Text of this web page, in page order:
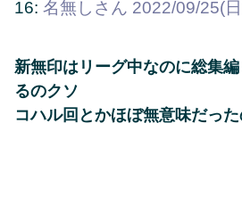
16: 名無しさん 2022/09/25(
新無印はリーグ中なのに総集
るのクソ
コハル回とかほぼ無意味だっ